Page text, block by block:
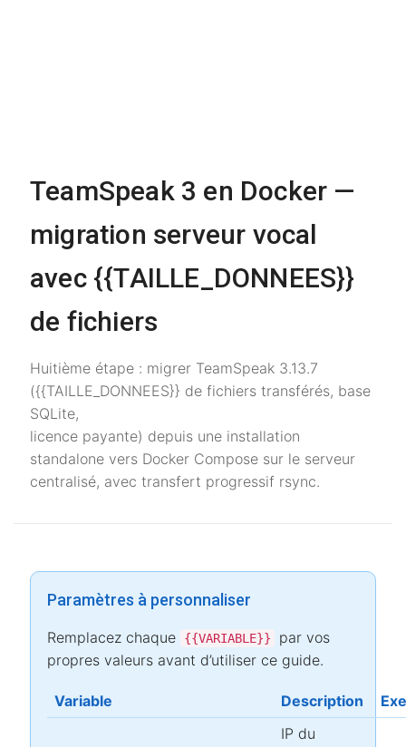
TeamSpeak 3 en Docker —
migration serveur vocal
avec {{TAILLE_DONNEES}}
de fichiers
Huitième étape : migrer TeamSpeak 3.13.7
({{TAILLE_DONNEES}} de fichiers transférés, base
SQLite,
licence payante) depuis une installation
standalone vers Docker Compose sur le serveur
centralisé, avec transfert progressif rsync.
Paramètres à personnaliser
Remplacez chaque {{VARIABLE}}
par vos
propres valeurs avant d’utiliser ce guide.
Variable Description
IP du